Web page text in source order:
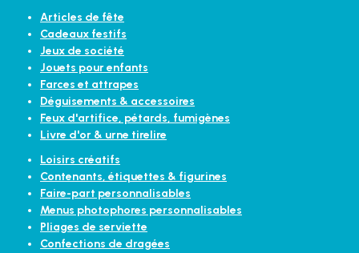
Articles de fête
Cadeaux festifs
Jeux de société
Jouets pour enfants
Farces et attrapes
Déguisements & accessoires
Feux d'artifice, pétards, fumigènes
Livre d'or & urne tirelire
Loisirs créatifs
Contenants, étiquettes & figurines
Faire-part personnalisables
Menus photophores personnalisables
Pliages de serviette
Confections de dragées